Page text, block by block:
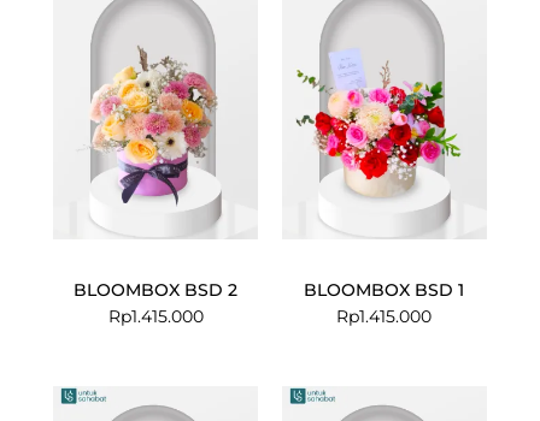
BLOOMBOX BSD 2
Rp1.415.000
BLOOMBOX BSD 1
Rp1.415.000